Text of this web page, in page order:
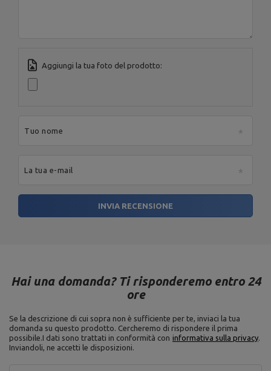
Aggiungi la tua foto del prodotto:
Tuo nome
La tua e-mail
INVIA RECENSIONE
Hai una domanda? Ti risponderemo entro 24
ore
Se la descrizione di cui sopra non è sufficiente per te, inviaci la tua
domanda su questo prodotto. Cercheremo di rispondere il prima
possibile.I dati sono trattati in conformità con informativa sulla privacy.
Inviandoli, ne accetti le disposizioni.